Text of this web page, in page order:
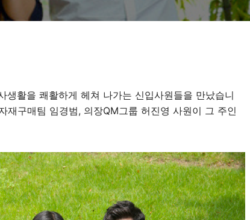
생활을 쾌활하게 헤쳐 나가는 신입사원들을 만났습니
재구매팀 임경범, 의장QM그룹 허진영 사원이 그 주인